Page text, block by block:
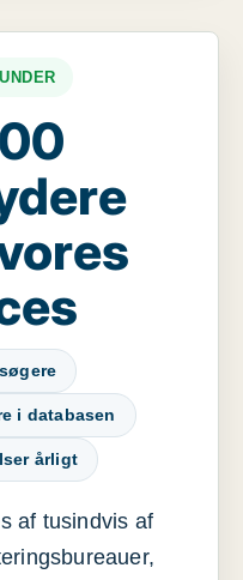
i databasen
årligt
af tusindvis af